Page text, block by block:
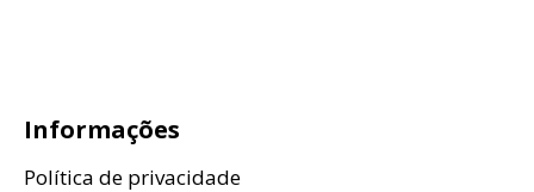
Informações
Política de privacidade